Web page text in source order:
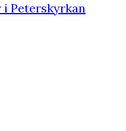
i Peterskyrkan